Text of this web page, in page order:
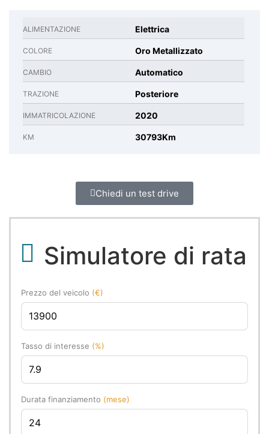
ALIMENTAZIONE Elettrica
COLORE Oro Metallizzato
CAMBIO Automatico
TRAZIONE Posteriore
IMMATRICOLAZIONE 2020
KM 30793Km
Chiedi un test drive
Simulatore di rata
Prezzo del veicolo (€)
Tasso di interesse (%)
Durata finanziamento (mese)